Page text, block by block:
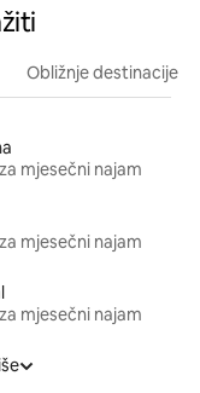
Obližnje destinacije
mjesečni najam
mjesečni najam
mjesečni najam